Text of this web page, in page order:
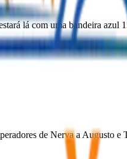
lá com uma bandeira azul
de Nerva a Augusto